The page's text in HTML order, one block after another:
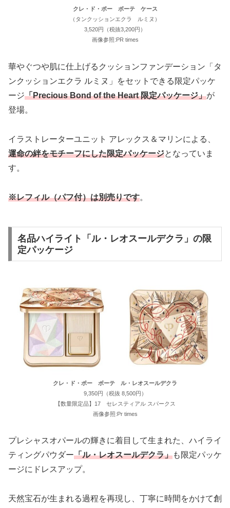
クレ・ド・ポー ボーテ ケース
（タンクッションエクラ ルミヌ）
3,520円（税抜3,200円）
画像参照:PR times
華やぐつや肌に仕上げるクッションファンデーション「タ
ンクッションエクラ ルミヌ」をセットできる限定パッケ
ージ「Precious Bond of the Heart 限定パッケージ」が
登場。
イラストレーターユニット アレックス＆マリンによる、
運命の絆をモチーフにした限定パッケージとなっていま
す。
※レフィル（パフ付）は別売りです。
名品ハイライト「ル・レオスールデクラ」の限
定パッケージ
クレ・ド・ポー ボーテ ル・レオスールデクラ
9,350円（税抜 8,500円）
【数量限定品】17 セレスティアル スパークス
画像参照:Pr times
プレシャスオパールの輝きに着目して生まれた、ハイライ
ティングパウダー「ル・レオスールデクラ」も限定パッケ
ージにドレスアップ。
天然宝石が生まれる過程を再現し、丁寧に時間をかけて創